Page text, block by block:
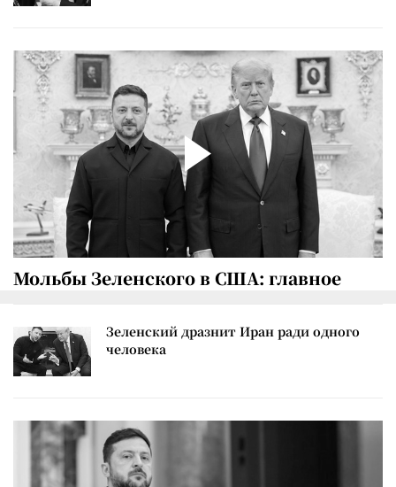
Мольбы Зеленского в США: главное
Зеленский дразнит Иран ради одного
человека